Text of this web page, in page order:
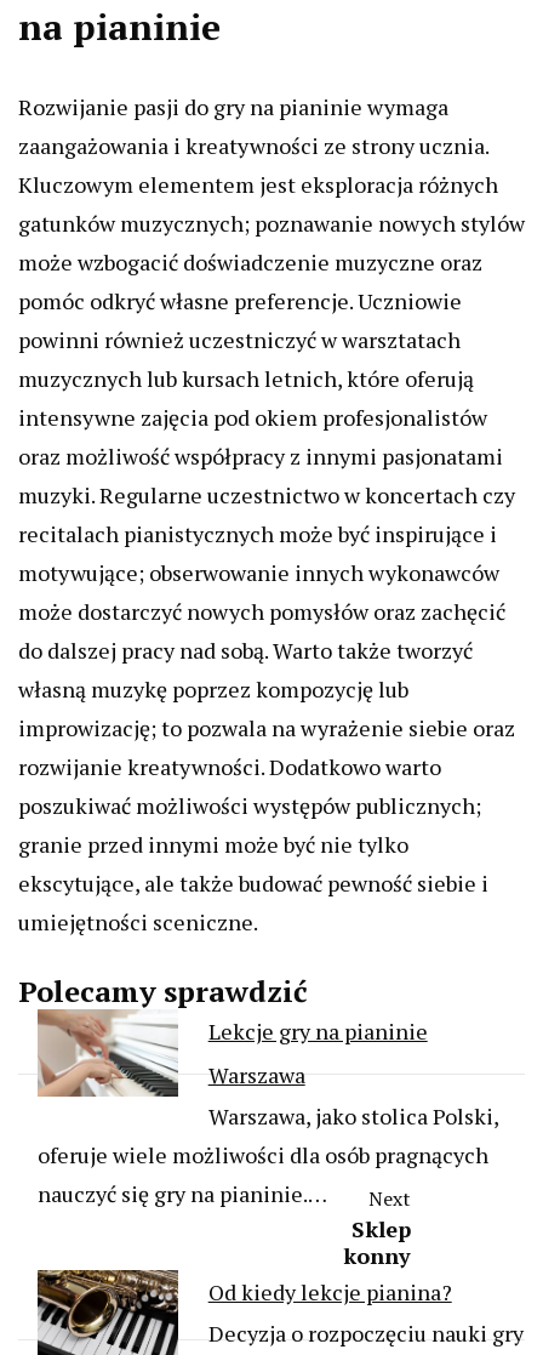
na pianinie
Rozwijanie pasji do gry na pianinie wymaga
zaangażowania i kreatywności ze strony ucznia.
Kluczowym elementem jest eksploracja różnych
gatunków muzycznych; poznawanie nowych stylów
może wzbogacić doświadczenie muzyczne oraz
pomóc odkryć własne preferencje. Uczniowie
powinni również uczestniczyć w warsztatach
muzycznych lub kursach letnich, które oferują
intensywne zajęcia pod okiem profesjonalistów
oraz możliwość współpracy z innymi pasjonatami
muzyki. Regularne uczestnictwo w koncertach czy
recitalach pianistycznych może być inspirujące i
motywujące; obserwowanie innych wykonawców
może dostarczyć nowych pomysłów oraz zachęcić
do dalszej pracy nad sobą. Warto także tworzyć
własną muzykę poprzez kompozycję lub
improwizację; to pozwala na wyrażenie siebie oraz
rozwijanie kreatywności. Dodatkowo warto
poszukiwać możliwości występów publicznych;
granie przed innymi może być nie tylko
ekscytujące, ale także budować pewność siebie i
umiejętności sceniczne.
Polecamy sprawdzić
Lekcje gry na pianinie
Warszawa
Warszawa, jako stolica Polski,
oferuje wiele możliwości dla osób pragnących
nauczyć się gry na pianinie.…
Od kiedy lekcje pianina?
Decyzja o rozpoczęciu nauki gry
Next
Sklep
konny